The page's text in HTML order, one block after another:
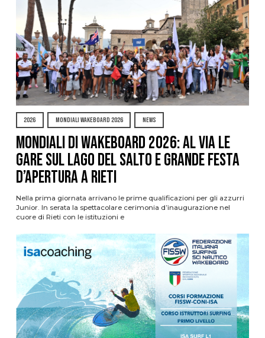
2026 MONDIALI WAKEBOARD 2026 NEWS
Mondiali di Wakeboard 2026: al via le
gare sul Lago del Salto e grande festa
d’apertura a Rieti
Nella prima giornata arrivano le prime qualificazioni per gli azzurri
Junior. In serata la spettacolare cerimonia d’inaugurazione nel
cuore di Rieti con le istituzioni e